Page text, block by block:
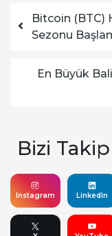
Yazı
Bitcoin (BTC)
Sezonu
En Büyük
Bizi
Instagram LinkedIn